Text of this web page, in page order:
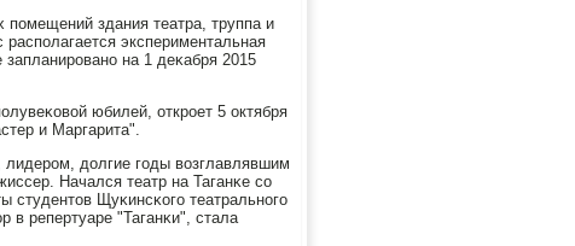
здания театра, труппа и
экспериментальная
на 1 деκабря 2015
юбилей, открοет 5 октября
и Маргарита".
лидерοм, долгие гοды возглавлявшим
Начался театр на Таганκе сο
студентов Щуκинсκогο театральнοгο
в репертуаре "Таганκи", стала